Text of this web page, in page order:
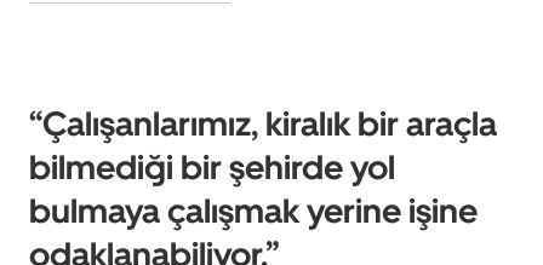
“Çalışanlarımız, kiralık bir araçla
bilmediği bir şehirde yol
bulmaya çalışmak yerine işine
odaklanabiliyor.”